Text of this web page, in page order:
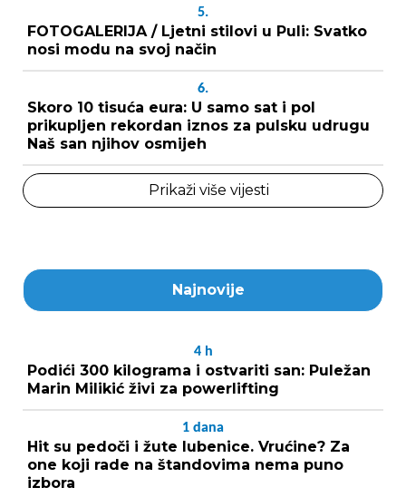
5.
FOTOGALERIJA / Ljetni stilovi u Puli: Svatko
nosi modu na svoj način
6.
Skoro 10 tisuća eura: U samo sat i pol
prikupljen rekordan iznos za pulsku udrugu
Naš san njihov osmijeh
Prikaži više vijesti
Najnovije
4 h
Podići 300 kilograma i ostvariti san: Puležan
Marin Milikić živi za powerlifting
1 dana
Hit su pedoči i žute lubenice. Vrućine? Za
one koji rade na štandovima nema puno
izbora